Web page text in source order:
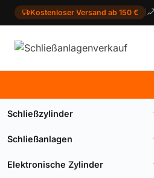
Kostenloser Versand ab 150 €
Schließzylinder
Schließanlagen
Elektronische Zylinder